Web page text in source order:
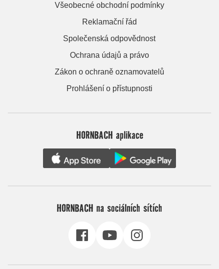
Všeobecné obchodní podmínky
Reklamační řád
Společenská odpovědnost
Ochrana údajů a právo
Zákon o ochraně oznamovatelů
Prohlášení o přístupnosti
HORNBACH aplikace
HORNBACH na sociálních sítích